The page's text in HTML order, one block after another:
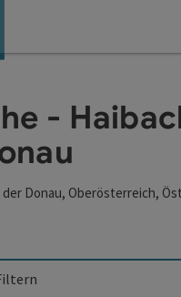
-
der Donau, Oberösterreich,